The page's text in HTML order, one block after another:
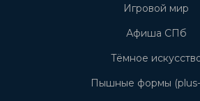
Игровой мир
Афиша СПб
Тёмное
Пышные формы (plus-